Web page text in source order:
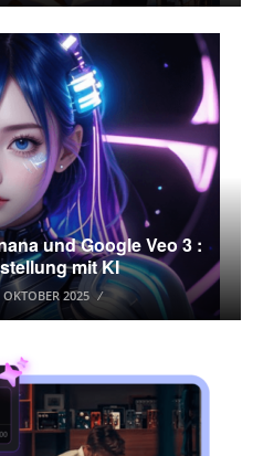
und Google Veo 3 :
mit KI
OKTOBER 2025